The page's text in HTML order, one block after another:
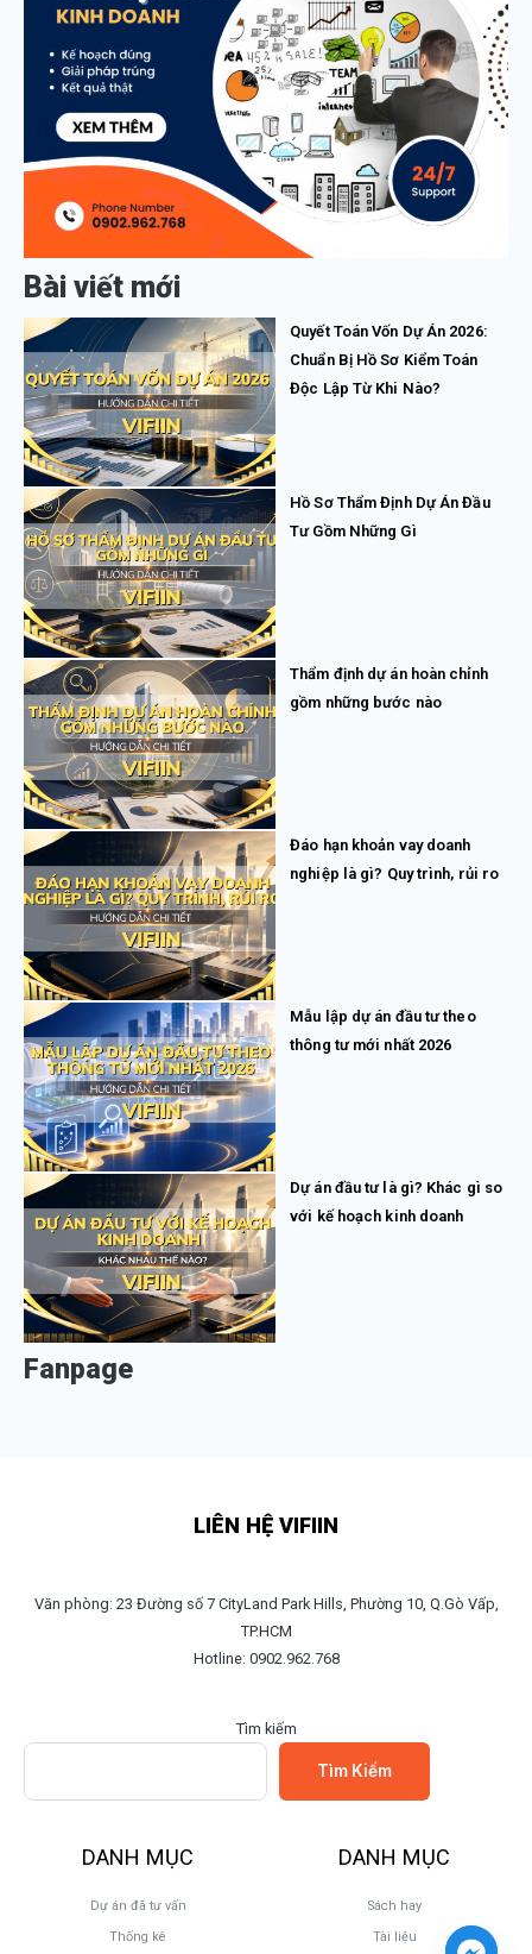
Bài viết mới
Quyết Toán Vốn Dự Án 2026:
Chuẩn Bị Hồ Sơ Kiểm Toán
Độc Lập Từ Khi Nào?
Hồ Sơ Thẩm Định Dự Án Đầu
Tư Gồm Những Gì
Thẩm định dự án hoàn chỉnh
gồm những bước nào
Đáo hạn khoản vay doanh
nghiệp là gì? Quy trình, rủi ro
Mẫu lập dự án đầu tư theo
thông tư mới nhất 2026
Dự án đầu tư là gì? Khác gì so
với kế hoạch kinh doanh
Fanpage
LIÊN HỆ VIFIIN
Văn phòng: 23 Đường số 7 CityLand Park Hills, Phường 10, Q.Gò Vấp,
TP.HCM
Hotline: 0902.962.768
Tìm kiếm
Tìm Kiếm
DANH MỤC
Dự án đã tư vấn
Thống kê
DANH MỤC
Sách hay
Tài liệu